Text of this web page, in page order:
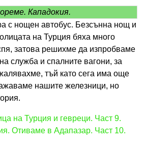
Кападокия.
с нощен автобус. Безсънна нощ и
на Турция бяха много
затова решихме да изпробваме
служба и спалните вагони, за
тъй като сега има още
нашите железници, но
на Турция и гевреци. Част 9.
Отиваме в Адапазар. Част 10.